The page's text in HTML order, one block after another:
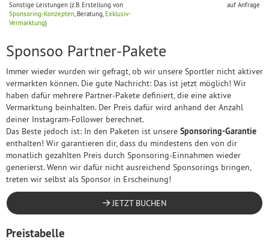
Sonstige Leistungen (z.B. Erstellung von
Sponsoring-Konzepten, Beratung, Exklusiv-
Vermarktung)
auf Anfrage
Sponsoo Partner-Pakete
Immer wieder wurden wir gefragt, ob wir unsere Sportler nicht aktiver
vermarkten können. Die gute Nachricht: Das ist jetzt möglich! Wir
haben dafür mehrere Partner-Pakete definiert, die eine aktive
Vermarktung beinhalten. Der Preis dafür wird anhand der Anzahl
deiner Instagram-Follower berechnet.
Das Beste jedoch ist: In den Paketen ist unsere Sponsoring-Garantie
enthalten! Wir garantieren dir, dass du mindestens den von dir
monatlich gezahlten Preis durch Sponsoring-Einnahmen wieder
generierst. Wenn wir dafür nicht ausreichend Sponsorings bringen,
treten wir selbst als Sponsor in Erscheinung!
JETZT BUCHEN
Preistabelle